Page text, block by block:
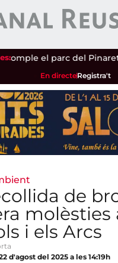
el parc del Pinaret en
En directeRegistra't
de
molèsties
i els Arcs
d'agost del 2025 a les 14:19h